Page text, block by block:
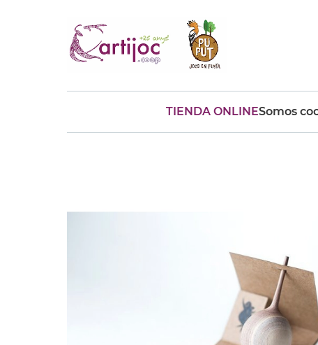
Panera
TIENDA ONLINESomos